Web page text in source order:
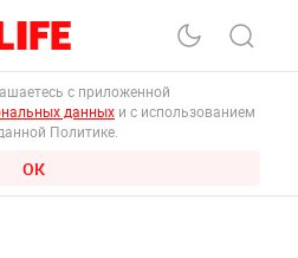
с приложенной
данных и с использованием
Политике.
ОК